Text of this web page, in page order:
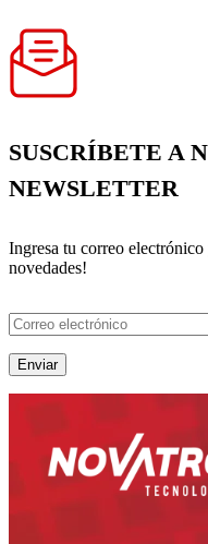
SUSCRÍBETE A
NEWSLETTER
Ingresa tu correo
novedades!